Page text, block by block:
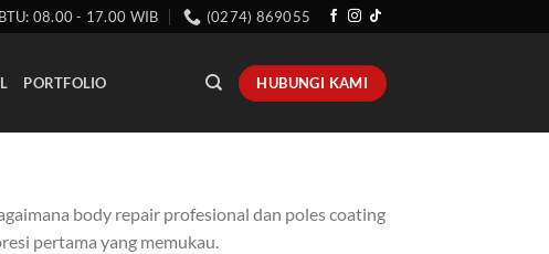
08.00 - 17.00 WIB (0274) 869055
PORTFOLIO HUBUNGI KAMI
body repair profesional dan poles coating
pertama yang memukau.